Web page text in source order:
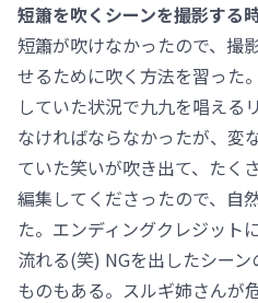
短簫を吹くシーンを撮影する
短簫が吹けなかったので、撮
せるために吹く方法を習った
していた状況で九九を唱える
なければならなかったが、変
ていた笑いが吹き出て、たく
編集してくださったので、自
た。エンディングクレジット
流れる(笑) NGを出したシー
ものもある。スルギ姉さんが